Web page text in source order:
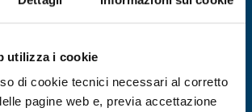
utilizza i cookie
di cookie tecnici necessari al corretto
pagine web e, previa accettazione
SCOPRI DI PIÙ →
Scade il30 ottobre 2026